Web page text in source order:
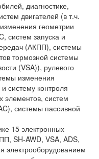
диагностике,
двигателей (в т.ч.
геометрии
систем запуска и
(АКПП), системы
тормозной системы
(VSA)), рулевого
изменения
систему контроля
элементов, систем
системы пассивной
15 электронных
SH-AWD, VSA, ADS,
электрооборудованием